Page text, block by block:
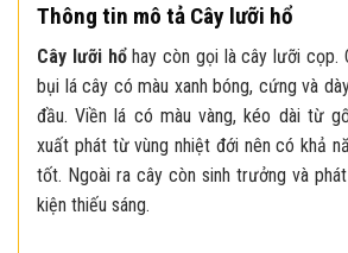
Thông tin mô tả Cây lưỡi hổ
Cây lưỡi hổhay còn gọi là cây lưỡi cọp.
bụi lá cây có màu xanh bóng, cứng và
đầu. Viền lá có màu vàng, kéo dài từ
xuất phát từ vùng nhiệt đới nên có khả
tốt. Ngoài ra cây còn sinh trưởng và
kiện thiếu sáng.